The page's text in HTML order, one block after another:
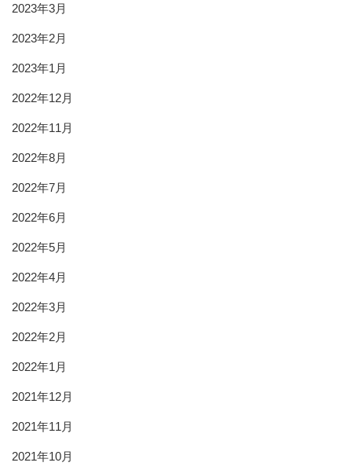
2023年3月
2023年2月
2023年1月
2022年12月
2022年11月
2022年8月
2022年7月
2022年6月
2022年5月
2022年4月
2022年3月
2022年2月
2022年1月
2021年12月
2021年11月
2021年10月